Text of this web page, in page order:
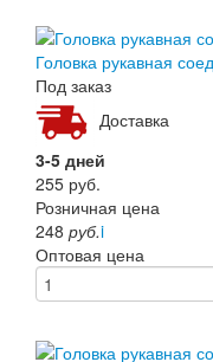
Головка рукавная
Под заказ
Доставка
3-5 дней
255 руб.
Розничная цена
248 руб.i
Оптовая цена